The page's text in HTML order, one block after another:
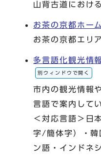
山背古道におけ
お茶の京都ホー
お茶の京都エリ
多言語化観光情
別ウィンドウで開く
市内の観光情報
言語で案内して
＜対応言語＞日
字/簡体字）・韓
ン語・インドネ